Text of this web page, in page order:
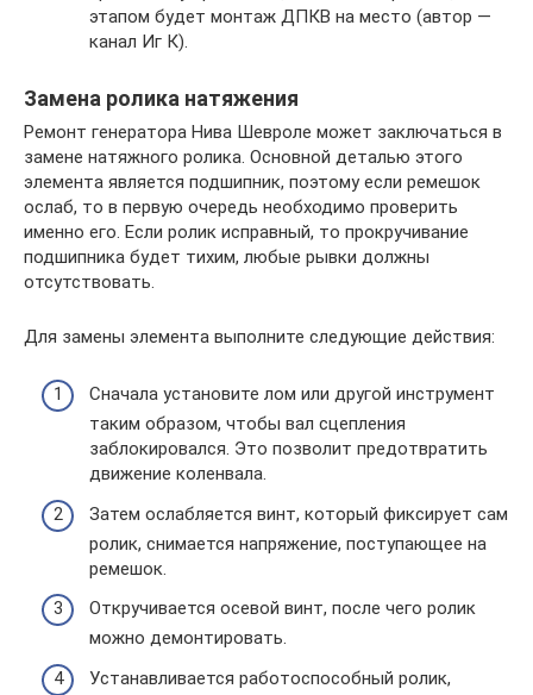
этапом будет монтаж ДПКВ на место (автор —
канал Иг К).
Замена ролика натяжения
Ремонт генератора Нива Шевроле может заключаться в
замене натяжного ролика. Основной деталью этого
элемента является подшипник, поэтому если ремешок
ослаб, то в первую очередь необходимо проверить
именно его. Если ролик исправный, то прокручивание
подшипника будет тихим, любые рывки должны
отсутствовать.
Для замены элемента выполните следующие действия:
Сначала установите лом или другой инструмент
таким образом, чтобы вал сцепления
заблокировался. Это позволит предотвратить
движение коленвала.
Затем ослабляется винт, который фиксирует сам
ролик, снимается напряжение, поступающее на
ремешок.
Откручивается осевой винт, после чего ролик
можно демонтировать.
Устанавливается работоспособный ролик,